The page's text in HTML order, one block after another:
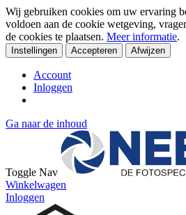
Wij gebruiken cookies om uw ervaring
voldoen aan de cookie wetgeving,
de cookies te plaatsen. Meer informatie.
Instellingen Accepteren Afwijzen
Account
Inloggen
Ga naar de inhoud
Toggle Nav
Winkelwagen
Inloggen